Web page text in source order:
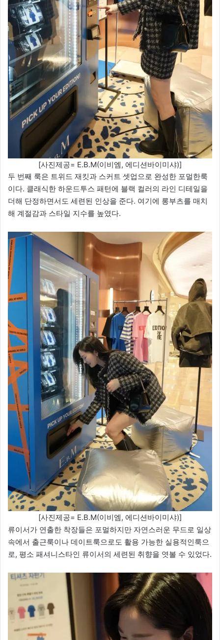
[사진제공= E.B.M(이비엠, 에디션바이미샤)]
두 번째 룩은 트위드 재킷과 스커트 셋업으로 완성한 포멀한룩
이다. 클래식한 하운드투스 패턴에 블랙 컬러의 라인 디테일을
더해 단정하면서도 세련된 인상을 준다. 여기에 롱부츠를 매치
해 계절감과 스타일 지수를 높였다.
[사진제공= E.B.M(이비엠, 에디션바이미샤)]
류이서가 연출한 착장들은 포멀하지만 자연스러운 무드로 일상
속에서 출근룩이나 데이트룩으로도 활용 가능한 실용적인룩으
로, 평소 패셔니스타인 류이서의 세련된 취향을 엿볼 수 있었다.